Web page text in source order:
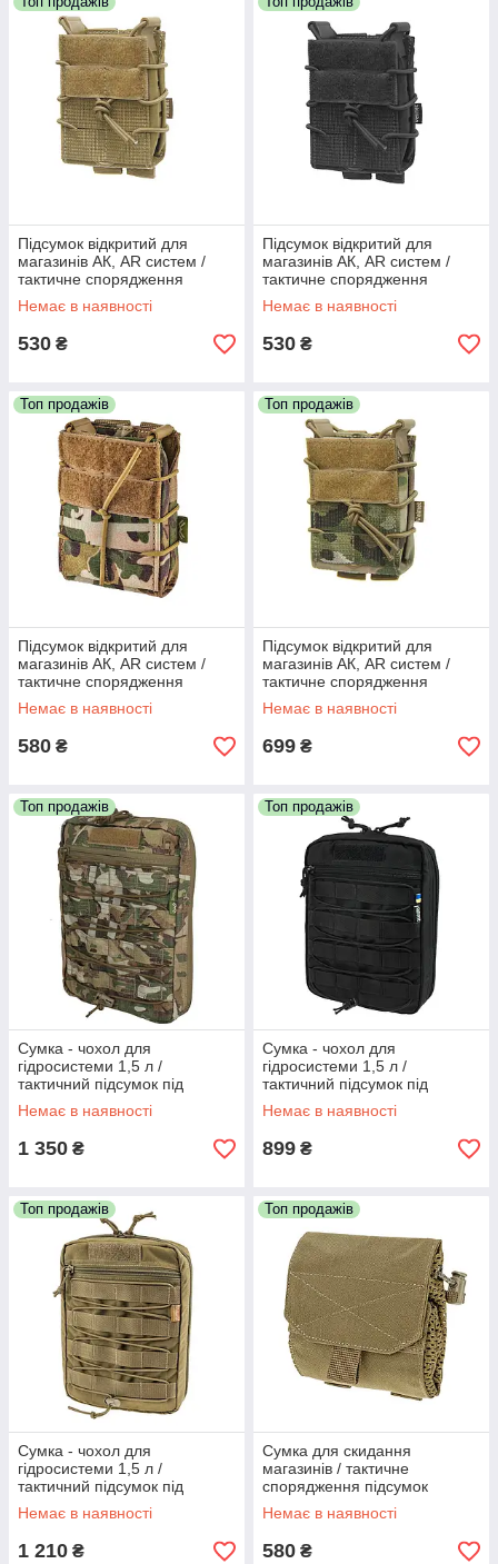
Підсумок відкритий для
магазинів АК, AR систем /
тактичне спорядження
VELMET FM-1SF SV (coyote)
Немає в наявності
530 ₴
Підсумок відкритий для
магазинів АК, AR систем /
тактичне спорядження
VELMET FM-1SF SV (black)
Немає в наявності
530 ₴
Топ продажів
Підсумок відкритий для
магазинів АК, AR систем /
тактичне спорядження
VELMET FM-1SF SV (mawka)
Немає в наявності
580 ₴
Топ продажів
Підсумок відкритий для
магазинів АК, AR систем /
тактичне спорядження
VELMET FM-1SF SV (MTP)
Немає в наявності
699 ₴
Топ продажів
Сумка - чохол для
гідросистеми 1,5 л /
тактичний підсумок під
гідрататор VELMET SF
(MaWka)
Немає в наявності
1 350 ₴
Топ продажів
Сумка - чохол для
гідросистеми 1,5 л /
тактичний підсумок під
гідрататор VELMET SF
(black)
Немає в наявності
899 ₴
Топ продажів
Сумка - чохол для
гідросистеми 1,5 л /
тактичний підсумок під
гідрататор VELMET SF
(coyote)
Немає в наявності
1 210 ₴
Топ продажів
Сумка для скидання
магазинів / тактичне
спорядження підсумок
VELMET FDP-G2 (coyote)
Немає в наявності
580 ₴